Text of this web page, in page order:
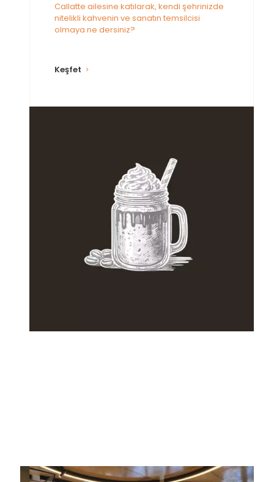
Callatte ailesine katılarak, kendi şehrinizde
nitelikli kahvenin ve sanatın temsilcisi
olmaya ne dersiniz?
Keşfet